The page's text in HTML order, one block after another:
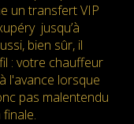
un transfert VIP
jusqu’à
bien sûr, il
: votre chauffeur
l'avance lorsque
pas malentendu